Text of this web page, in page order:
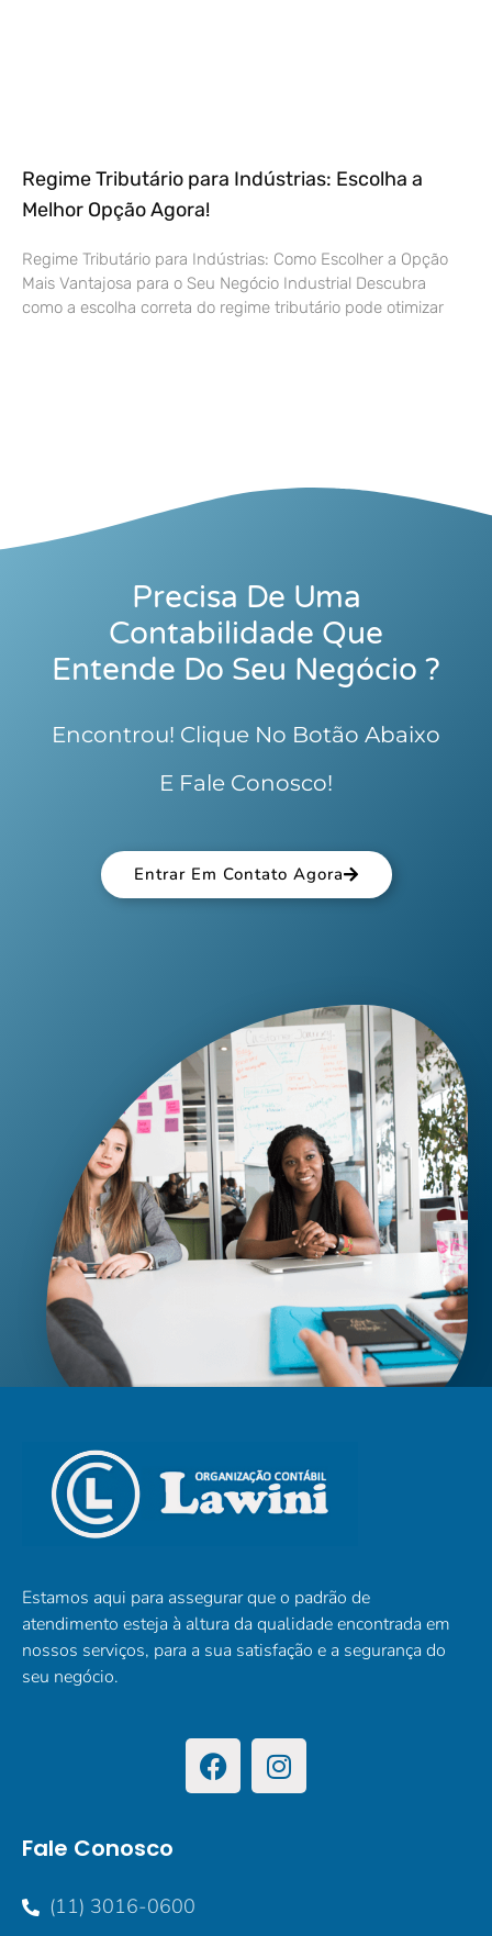
Regime Tributário para Indústrias: Escolha a
Melhor Opção Agora!
Regime Tributário para Indústrias: Como Escolher a Opção
Mais Vantajosa para o Seu Negócio Industrial Descubra
como a escolha correta do regime tributário pode otimizar
Precisa De Uma
Contabilidade Que
Entende Do Seu Negócio ?
Encontrou! Clique No Botão Abaixo
E Fale Conosco!
Entrar Em Contato Agora
Estamos aqui para assegurar que o padrão de
atendimento esteja à altura da qualidade encontrada em
nossos serviços, para a sua satisfação e a segurança do
seu negócio.
Fale Conosco
(11) 3016-0600